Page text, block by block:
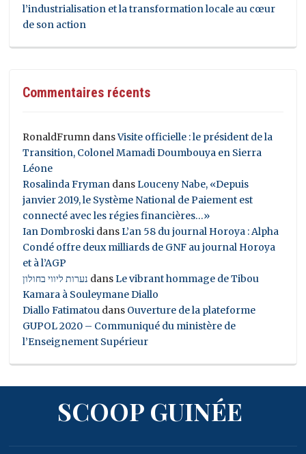
l’industrialisation et la transformation locale au cœur
de son action
Commentaires récents
RonaldFrumn dansVisite officielle : le président de la
Transition, Colonel Mamadi Doumbouya en Sierra
Léone
Rosalinda Fryman dansLouceny Nabe, «Depuis
janvier 2019, le Système National de Paiement est
connecté avec les régies financières…»
Ian Dombroski dansL’an 58 du journal Horoya : Alpha
Condé offre deux milliards de GNF au journal Horoya
et à l’AGP
נערות ליווי בחולון dansLe vibrant hommage de Tibou
Kamara à Souleymane Diallo
Diallo Fatimatou dans Ouverture de la plateforme
GUPOL 2020 – Communiqué du ministère de
l’Enseignement Supérieur
SCOOP GUINÉE